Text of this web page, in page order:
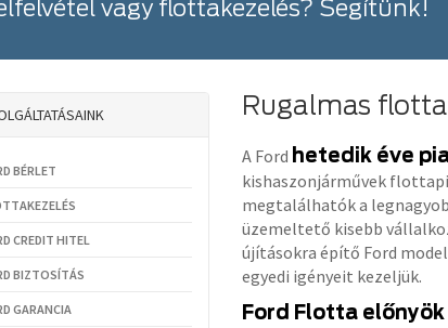
vagy flottakezelés? Segítünk!
BÉRLET
CREDIT HITEL
BIZTOSÍTÁS
GARANCIA
Rugalmas
A Ford hetedik éve
kishaszonjárművek
megtalálhatók a
üzemeltető kisebb
újításokra építő Ford
egyedi igényeit kezeljük.
Ford Flotta előnyök